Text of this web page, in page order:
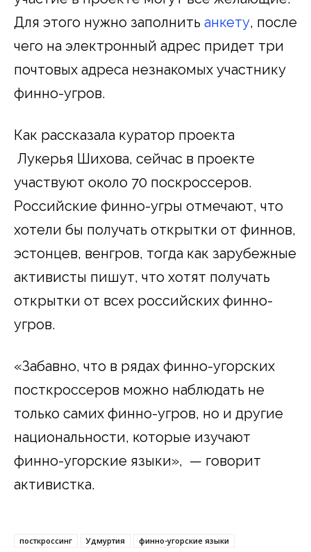
Для этого нужно заполнить анкету, после
чего на электронный адрес придет три
почтовых адреса незнакомых участнику
финно-угров.
Как рассказала куратор проекта
Лукерья Шихова, сейчас в проекте
участвуют около 70 поскроссеров.
Российские финно-угры отмечают, что
хотели бы получать открытки от финнов,
эстонцев, венгров, тогда как зарубежные
активисты пишут, что хотят получать
открытки от всех российских финно-
угров.
«Забавно, что в рядах финно-угорских
посткроссеров можно наблюдать не
только самих финно-угров, но и другие
национальности, которые изучают
финно-угорские языки», — говорит
активистка.
посткроссинг Удмуртия финно-угорские языки